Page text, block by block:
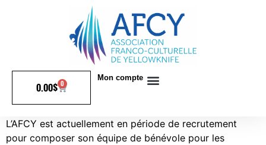
0.00$ 0
Mon compte
L’AFCY est actuellement en période de recrutement
pour composer son équipe de bénévole pour les